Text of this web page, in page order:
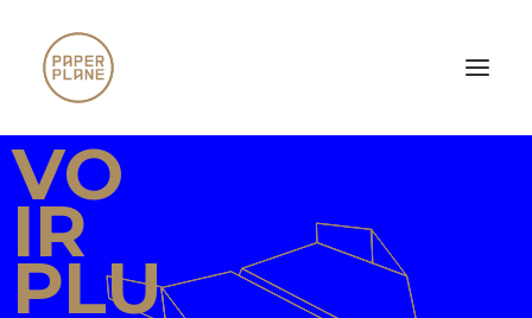
VO
IR
PLU